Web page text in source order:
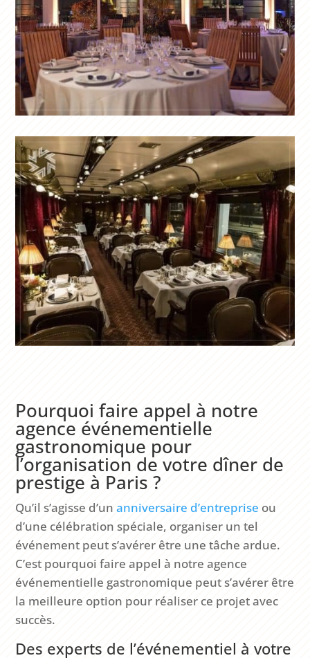
Pourquoi faire appel à notre
agence événementielle
gastronomique pour
l’organisation de votre dîner de
prestige à Paris ?
Qu’il s’agisse d’unanniversaire d’entreprise ou
d’une célébration spéciale, organiser un tel
événement peut s’avérer être une tâche ardue.
C’est pourquoi faire appel à notre agence
événementielle gastronomique peut s’avérer être
la meilleure option pour réaliser ce projet avec
succès.
Des experts de l’événementiel à votre